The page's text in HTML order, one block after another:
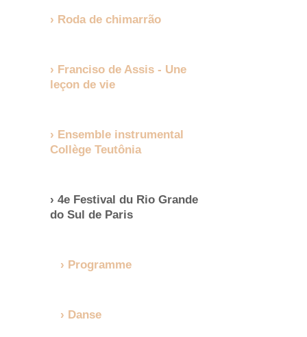
Roda de chimarrão
Franciso de Assis - Une
leçon de vie
Ensemble instrumental
Collège Teutônia
4e Festival du Rio Grande
do Sul de Paris
Programme
Danse